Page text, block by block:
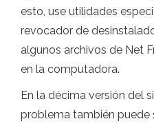
esto, use utilidades
revocador de
algunos archivos de Net
en la computadora.
En la décima versión del
problema también puede